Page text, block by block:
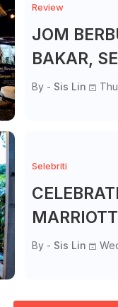
Review
JOM
BAKAR,
By - Sis Lin
Selebriti
By - Sis Lin